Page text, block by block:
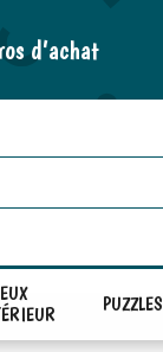
d’achat
PUZZLES